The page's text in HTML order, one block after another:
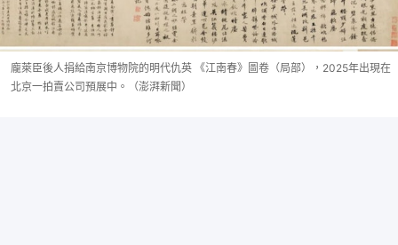
龐萊臣後人捐給南京博物院的明代仇英 《江南春》圖卷（局部），2025年出現在
北京一拍賣公司預展中。（澎湃新聞）